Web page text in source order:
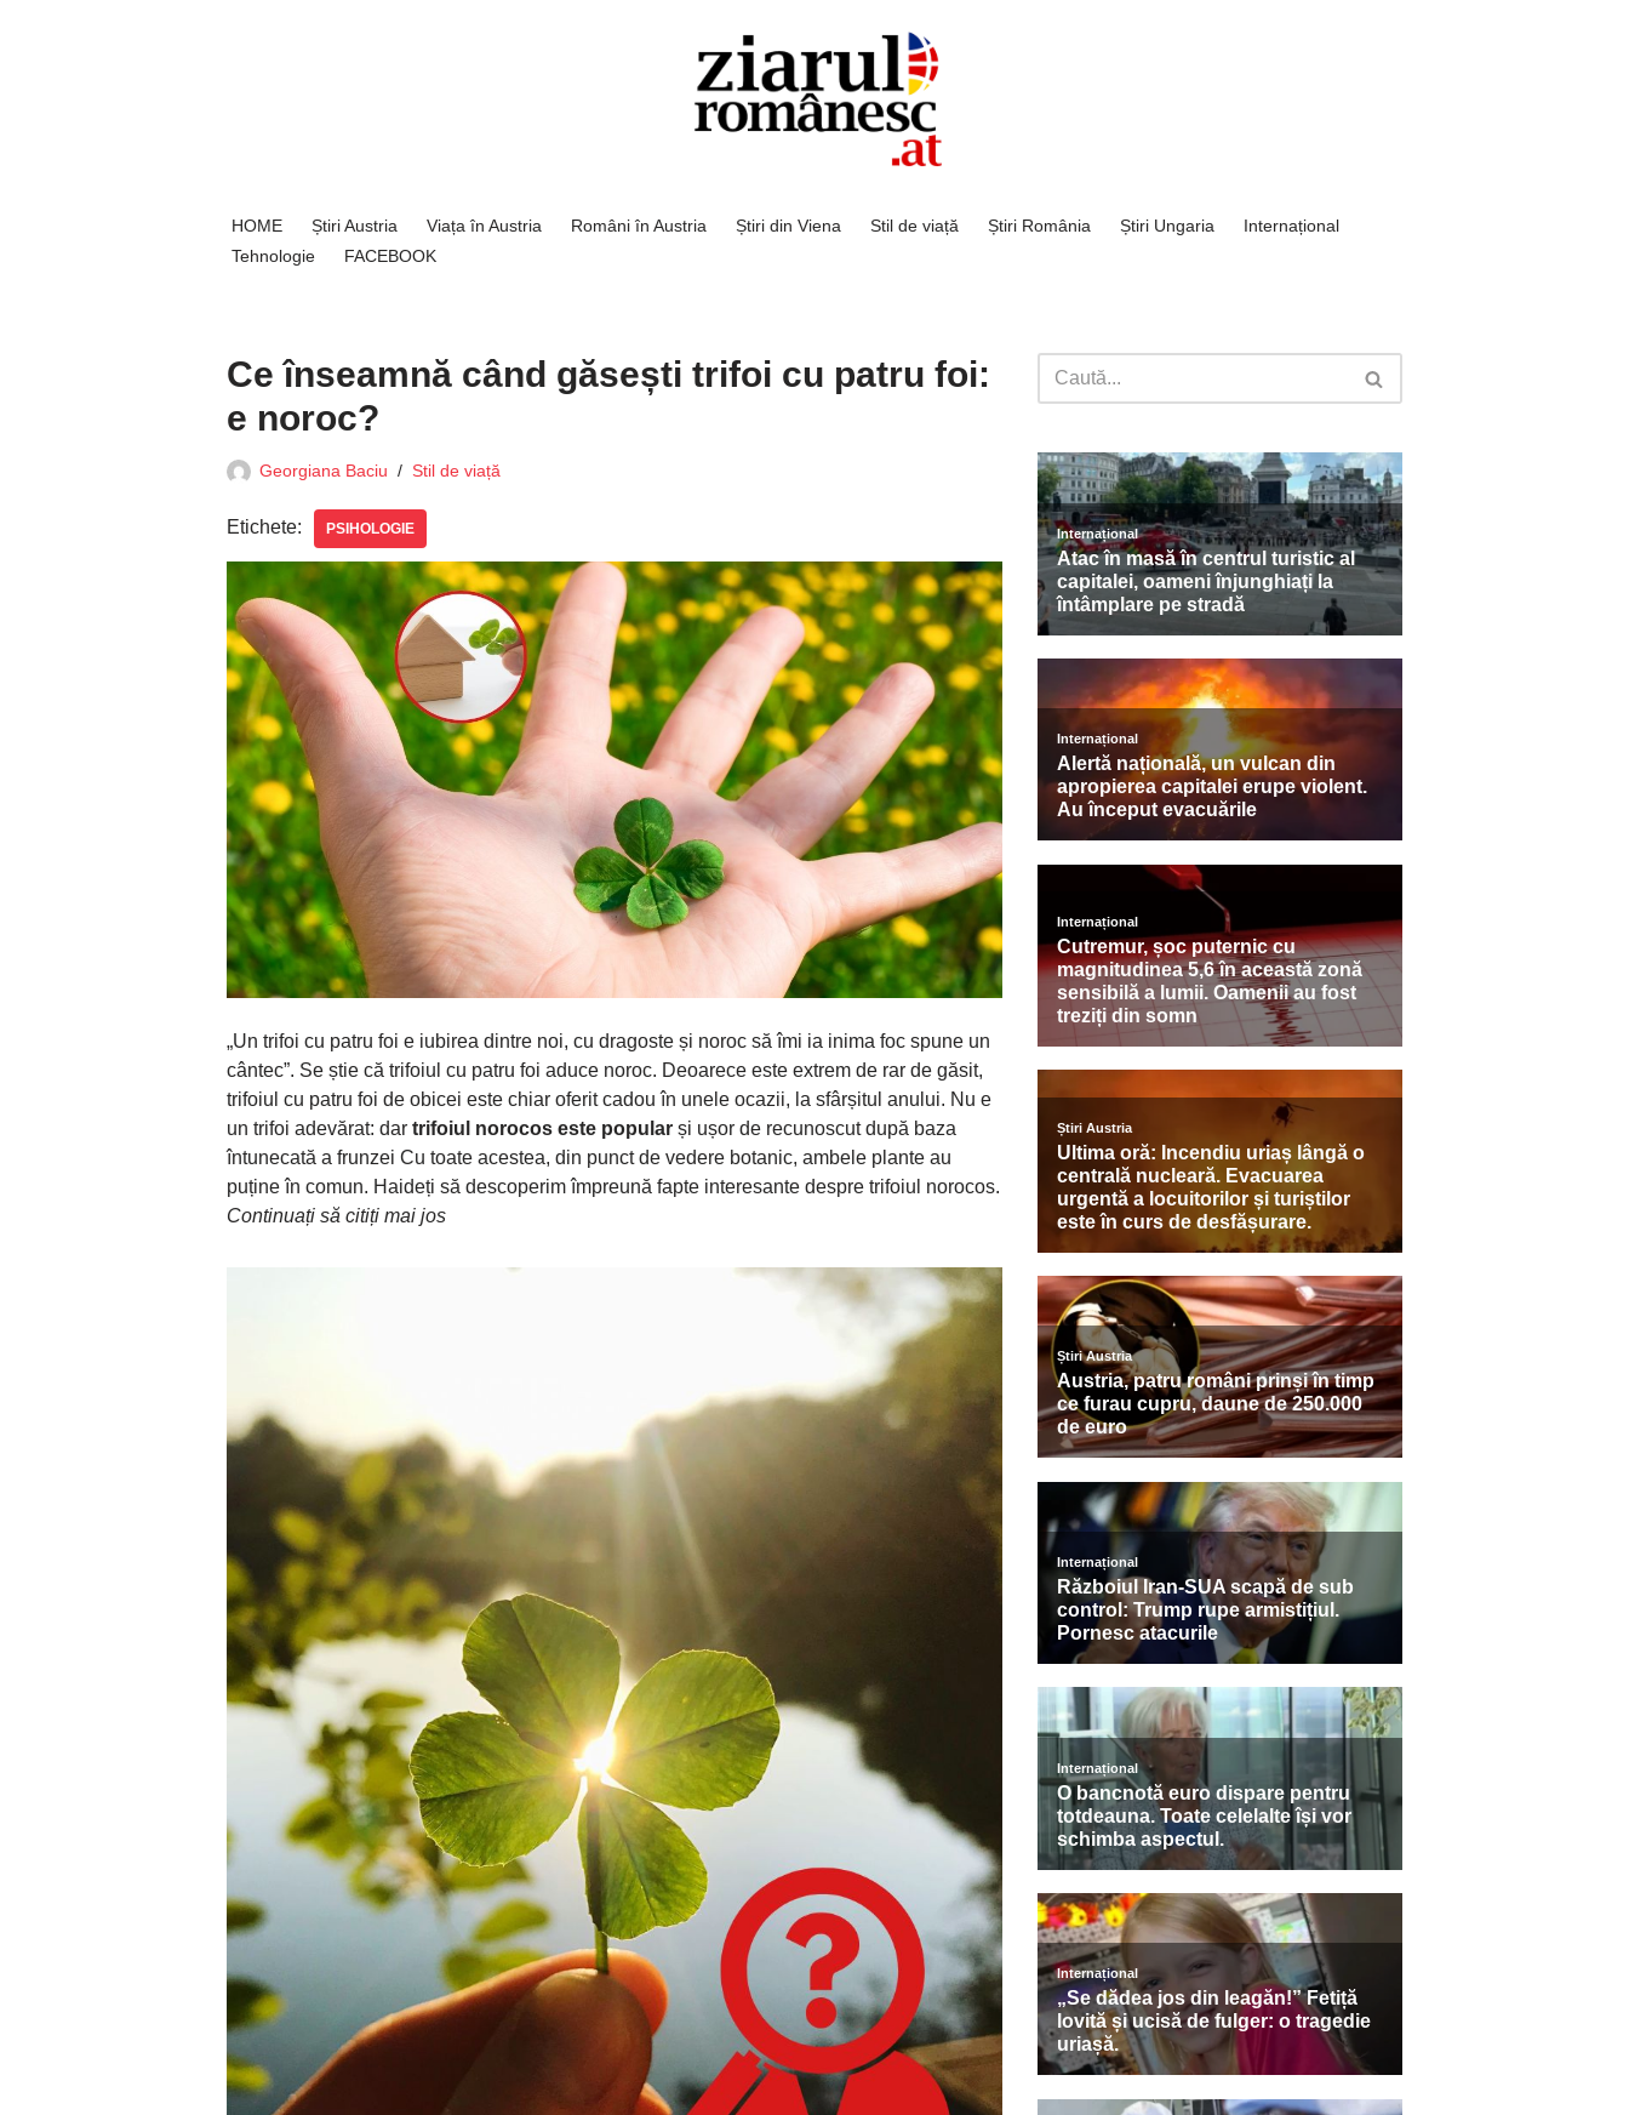
HOME Știri Austria Viața în Austria Români în Austria Știri din Viena Stil de viață Știri România Știri Ungaria
Internațional
Tehnologie
FACEBOOK
Ce înseamnă când găsești trifoi cu patru foi:
e noroc?
Georgiana Baciu Stil de viață
Etichete: PSIHOLOGIE
„Un trifoi cu patru foi e iubirea dintre noi, cu dragoste și noroc să îmi ia inima foc spune un
cântec”. Se știe că trifoiul cu patru foi aduce noroc. Deoarece este extrem de rar de găsit,
trifoiul cu patru foi de obicei este chiar oferit cadou în unele ocazii, la sfârșitul anului. Nu e
un trifoi adevărat: dar trifoiul norocos este popular și ușor de recunoscut după baza
întunecată a frunzei Cu toate acestea, din punct de vedere botanic, ambele plante au
puține în comun. Haideți să descoperim împreună fapte interesante despre trifoiul norocos.
Continuați să citiți mai jos